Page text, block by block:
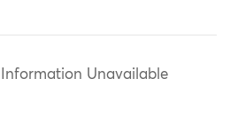
Information Unavailable